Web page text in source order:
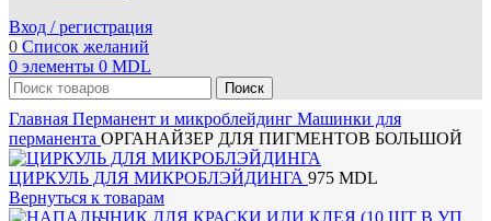
Вход / регистрация
0 Список желаний
0 элементы 0 MDL
Поиск
Главная Перманент и микроблейдинг Машинки для
перманента ОРГАНАЙЗЕР ДЛЯ ПИГМЕНТОВ БОЛЬШОЙ
ЦИРКУЛЬ ДЛЯ МИКРОБЛЭЙДИНГА 975 MDL
Вернуться к товарам